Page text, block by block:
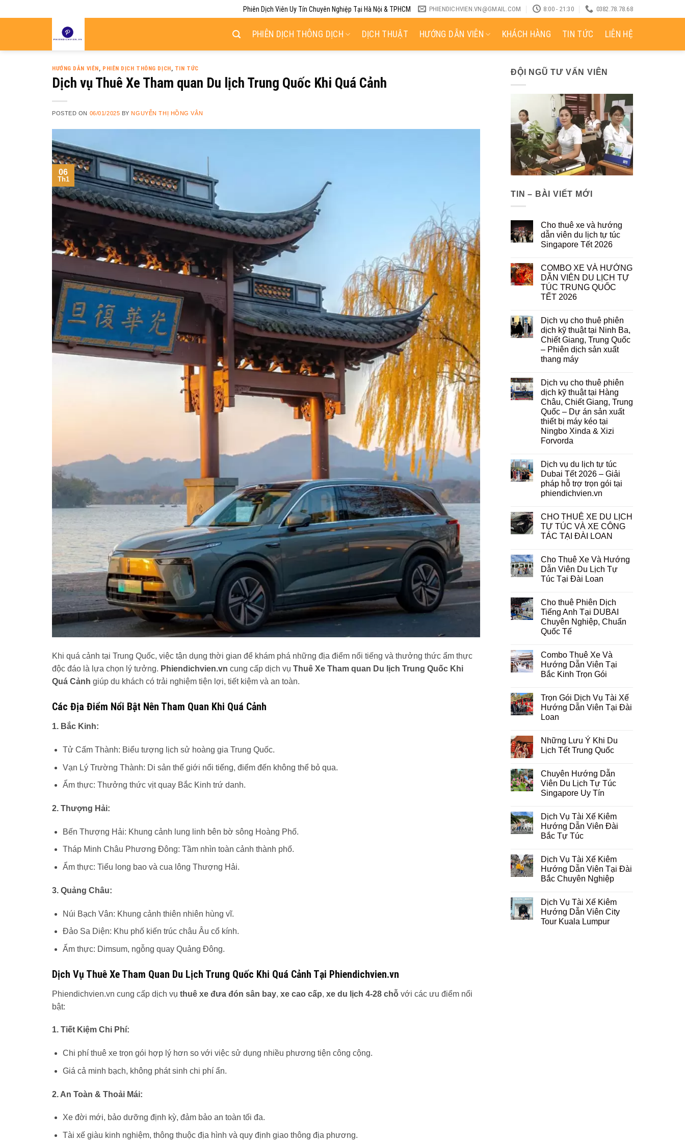
to
Phiên Dịch Viên Uy Tín Chuyên Nghiệp Tại Hà Nội & TPHCM PHIENDICHVIEN.VN@GMAIL.COM 8:00 - 21:30 0382.78.78.68
PHIÊN DỊCH THÔNG DỊCH DỊCH THUẬT HƯỚNG DẪN VIÊN KHÁCH HÀNG TIN TỨC LIÊN HỆ
HƯỚNG DẪN VIÊN, PHIÊN DỊCH THÔNG DỊCH, TIN TỨC
Dịch vụ Thuê Xe Tham quan Du lịch Trung Quốc Khi Quá Cảnh
POSTED ON 06/01/2025 BYNGUYỄN THỊ HỒNG VÂN
06
Th1
Khi quá cảnh tại Trung Quốc, việc tận dụng thời gian để khám phá những địa điểm nổi tiếng và thưởng thức ẩm thực
độc đáo là lựa chọn lý tưởng. Phiendichvien.vn cung cấp dịch vụ Thuê Xe Tham quan Du lịch Trung Quốc Khi
Quá Cảnh giúp du khách có trải nghiệm tiện lợi, tiết kiệm và an toàn.
Các Địa Điểm Nổi Bật Nên Tham Quan Khi Quá Cảnh
1. Bắc Kinh:
Tử Cấm Thành: Biểu tượng lịch sử hoàng gia Trung Quốc.
Vạn Lý Trường Thành: Di sản thế giới nổi tiếng, điểm đến không thể bỏ qua.
Ẩm thực: Thưởng thức vịt quay Bắc Kinh trứ danh.
2. Thượng Hải:
Bến Thượng Hải: Khung cảnh lung linh bên bờ sông Hoàng Phố.
Tháp Minh Châu Phương Đông: Tầm nhìn toàn cảnh thành phố.
Ẩm thực: Tiểu long bao và cua lông Thượng Hải.
3. Quảng Châu:
Núi Bạch Vân: Khung cảnh thiên nhiên hùng vĩ.
Đảo Sa Diện: Khu phố kiến trúc châu Âu cổ kính.
Ẩm thực: Dimsum, ngỗng quay Quảng Đông.
Dịch Vụ Thuê Xe Tham Quan Du Lịch Trung Quốc Khi Quá Cảnh Tại Phiendichvien.vn
Phiendichvien.vn cung cấp dịch vụ thuê xe đưa đón sân bay, xe cao cấp, xe du lịch 4-28 chỗ với các ưu điểm nổi
bật:
1. Tiết Kiệm Chi Phí:
Chi phí thuê xe trọn gói hợp lý hơn so với việc sử dụng nhiều phương tiện công cộng.
Giá cả minh bạch, không phát sinh chi phí ẩn.
2. An Toàn & Thoải Mái:
Xe đời mới, bảo dưỡng định kỳ, đảm bảo an toàn tối đa.
Tài xế giàu kinh nghiệm, thông thuộc địa hình và quy định giao thông địa phương.
ĐỘI NGŨ TƯ VẤN VIÊN
TIN – BÀI VIẾT MỚI
Cho thuê xe và hướng
dẫn viên du lịch tự túc
Singapore Tết 2026
COMBO XE VÀ HƯỚNG
DẪN VIÊN DU LỊCH TỰ
TÚC TRUNG QUỐC
TẾT 2026
Dịch vụ cho thuê phiên
dịch kỹ thuật tại Ninh Ba,
Chiết Giang, Trung Quốc
– Phiên dịch sản xuất
thang máy
Dịch vụ cho thuê phiên
dịch kỹ thuật tại Hàng
Châu, Chiết Giang, Trung
Quốc – Dự án sản xuất
thiết bị máy kéo tại
Ningbo Xinda & Xizi
Forvorda
Dịch vụ du lịch tự túc
Dubai Tết 2026 – Giải
pháp hỗ trợ trọn gói tại
phiendichvien.vn
CHO THUÊ XE DU LỊCH
TỰ TÚC VÀ XE CÔNG
TÁC TẠI ĐÀI LOAN
Cho Thuê Xe Và Hướng
Dẫn Viên Du Lịch Tự
Túc Tại Đài Loan
Cho thuê Phiên Dịch
Tiếng Anh Tại DUBAI
Chuyên Nghiệp, Chuẩn
Quốc Tế
Combo Thuê Xe Và
Hướng Dẫn Viên Tại
Bắc Kinh Trọn Gói
Trọn Gói Dịch Vụ Tài Xế
Hướng Dẫn Viên Tại Đài
Loan
Những Lưu Ý Khi Du
Lịch Tết Trung Quốc
Chuyên Hướng Dẫn
Viên Du Lịch Tự Túc
Singapore Uy Tín
Dịch Vụ Tài Xế Kiêm
Hướng Dẫn Viên Đài
Bắc Tự Túc
Dịch Vụ Tài Xế Kiêm
Hướng Dẫn Viên Tại Đài
Bắc Chuyên Nghiệp
Dịch Vụ Tài Xế Kiêm
Hướng Dẫn Viên City
Tour Kuala Lumpur